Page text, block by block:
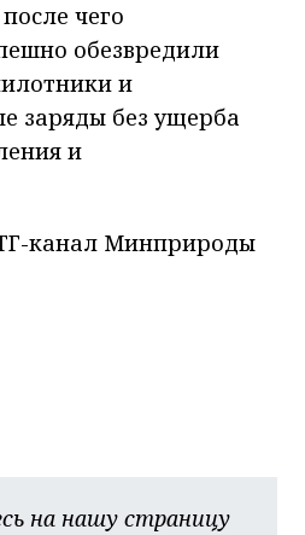
чего
обезвредили
и
заряды без ущерба
и
канал Минприроды
на нашу страницу